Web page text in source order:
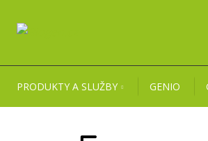
PRODUKTY A SLUŽBY GENIO